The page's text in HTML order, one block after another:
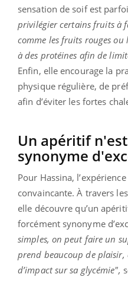
sensation de soif est
privilégier certains fruits à
comme les fruits rouges ou
à des protéines afin de
Enfin, elle encourage la
physique régulière, de
afin d’éviter les fortes
Un apéritif
synonyme
Pour Hassina,
convaincante. À travers
elle découvre qu’un
forcément synonyme
simples, on peut faire un
prend beaucoup de plaisir,
d’impact sur sa glycémie",